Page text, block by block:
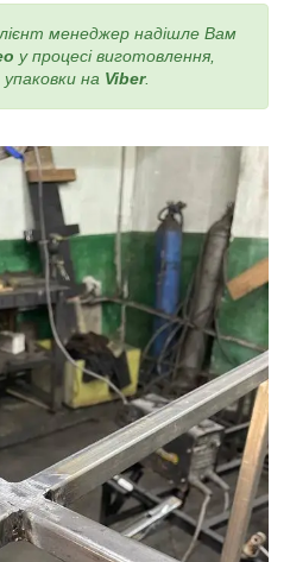
менеджер надішле Вам
у процесі виготовлення,
на Viber.